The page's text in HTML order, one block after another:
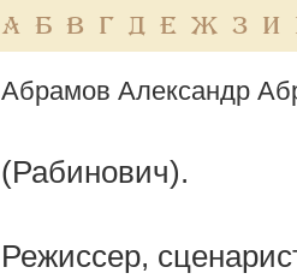
А Б В Г Д Е Ж З И
Абрамов Александр
(Рабинович).
Режиссер,